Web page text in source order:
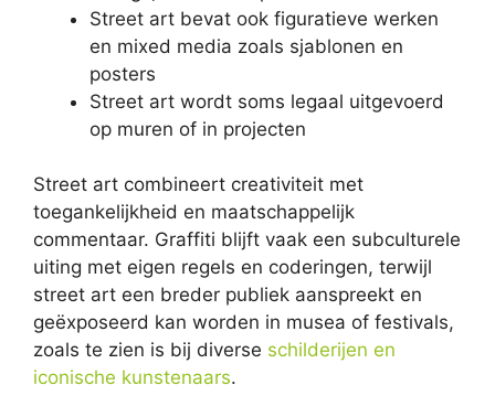
Street art bevat ook figuratieve werken
en mixed media zoals sjablonen en
posters
Street art wordt soms legaal uitgevoerd
op muren of in projecten
Street art combineert creativiteit met
toegankelijkheid en maatschappelijk
commentaar. Graffiti blijft vaak een subculturele
uiting met eigen regels en coderingen, terwijl
street art een breder publiek aanspreekt en
geëxposeerd kan worden in musea of festivals,
zoals te zien is bij diverse schilderijen en
iconische kunstenaars.